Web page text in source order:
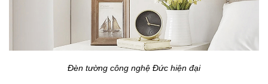
Đèn tường công nghệ Đức hiện đại